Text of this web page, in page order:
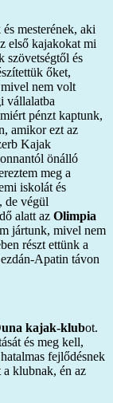
mesterének, aki
első kajakokat mi
szövetségtől és
őket,
mivel nem volt
vállalatba
pénzt kaptunk,
amikor ezt az
Kajak
önálló
meg a
iskolát és
de végül
alatt az Olimpia
jártunk, mivel nem
részt ettünk a
Apatin távon
kajak-klubot.
és meg kell,
fejlődésnek
klubnak, én az